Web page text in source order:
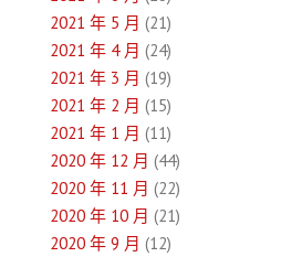
2021 年 5 月 (21)
2021 年 4 月 (24)
2021 年 3 月 (19)
2021 年 2 月 (15)
2021 年 1 月 (11)
2020 年 12 月 (44)
2020 年 11 月 (22)
2020 年 10 月 (21)
2020 年 9 月 (12)